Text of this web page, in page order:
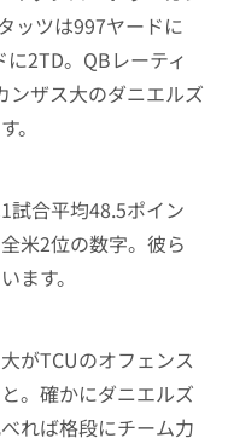
ッツは997ヤードに
2TD。QBレーティ
ンザス大のダニエルズ
。
試合平均48.5ポイン
米2位の数字。彼ら
ます。
がTCUのオフェンス
。確かにダニエルズ
れば格段にチーム力